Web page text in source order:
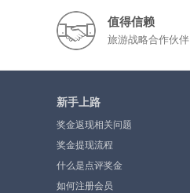
值得信赖
旅游战略合作伙伴
新手上路
奖金返现相关问题
奖金提现流程
什么是点评奖金
如何注册会员